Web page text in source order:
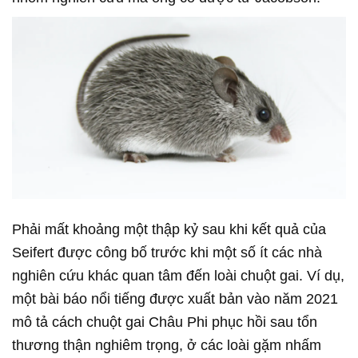
Phải mất khoảng một thập kỷ sau khi kết quả của
Seifert được công bố trước khi một số ít các nhà
nghiên cứu khác quan tâm đến loài chuột gai. Ví dụ,
một bài báo nổi tiếng được xuất bản vào năm 2021
mô tả cách chuột gai Châu Phi phục hồi sau tổn
thương thận nghiêm trọng, ở các loài gặm nhấm